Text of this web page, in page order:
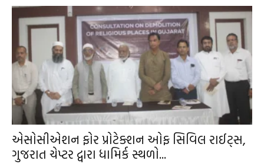
એસોસીએશન ફોર પ્રોટેક્શન ઓફ સિવિલ રાઈટ્‌સ,
ગુજરાત ચેપ્ટર દ્વારા ધામિર્ક સ્થળો...